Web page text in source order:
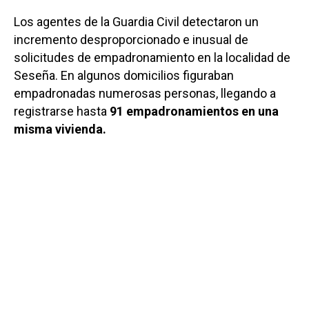
Los agentes de la Guardia Civil detectaron un
incremento desproporcionado e inusual de
solicitudes de empadronamiento en la localidad de
Seseña. En algunos domicilios figuraban
empadronadas numerosas personas, llegando a
registrarse hasta 91 empadronamientos en una
misma vivienda.